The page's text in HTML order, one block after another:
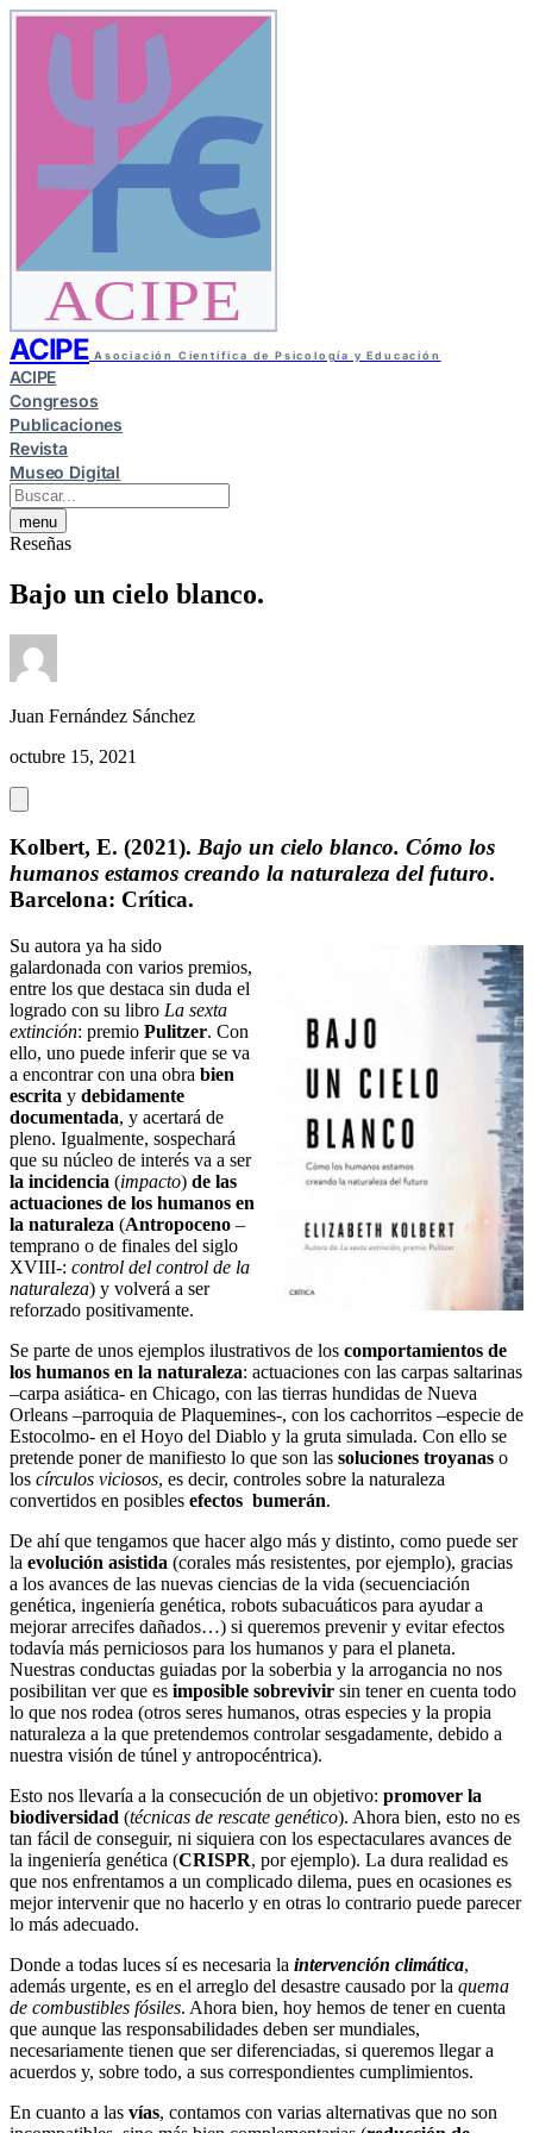
ACIPE
ACIPE Asociación Científica de Psicología y Educación
ACIPE
Congresos
Publicaciones
Revista
Museo Digital
menu
Reseñas
Bajo un cielo blanco.
Juan Fernández Sánchez
octubre 15, 2021
Kolbert, E. (2021). Bajo un cielo blanco. Cómo los
humanos estamos creando la naturaleza del futuro.
Barcelona: Crítica.
Su autora ya ha sido
galardonada con varios premios,
entre los que destaca sin duda el
logrado con su libro La sexta
extinción: premio Pulitzer. Con
ello, uno puede inferir que se va
a encontrar con una obra bien
escrita y debidamente
documentada, y acertará de
pleno. Igualmente, sospechará
que su núcleo de interés va a ser
la incidencia (impacto) de las
actuaciones de los humanos en
la naturaleza (Antropoceno –
temprano o de finales del siglo
XVIII-: control del control de la
naturaleza) y volverá a ser
reforzado positivamente.
Se parte de unos ejemplos ilustrativos de los comportamientos de
los humanos en la naturaleza: actuaciones con las carpas saltarinas
–carpa asiática- en Chicago, con las tierras hundidas de Nueva
Orleans –parroquia de Plaquemines-, con los cachorritos –especie de
Estocolmo- en el Hoyo del Diablo y la gruta simulada. Con ello se
pretende poner de manifiesto lo que son las soluciones troyanas o
los círculos viciosos, es decir, controles sobre la naturaleza
convertidos en posibles efectos bumerán.
De ahí que tengamos que hacer algo más y distinto, como puede ser
la evolución asistida (corales más resistentes, por ejemplo), gracias
a los avances de las nuevas ciencias de la vida (secuenciación
genética, ingeniería genética, robots subacuáticos para ayudar a
mejorar arrecifes dañados…) si queremos prevenir y evitar efectos
todavía más perniciosos para los humanos y para el planeta.
Nuestras conductas guiadas por la soberbia y la arrogancia no nos
posibilitan ver que es imposible sobrevivir sin tener en cuenta todo
lo que nos rodea (otros seres humanos, otras especies y la propia
naturaleza a la que pretendemos controlar sesgadamente, debido a
nuestra visión de túnel y antropocéntrica).
Esto nos llevaría a la consecución de un objetivo: promover la
biodiversidad (técnicas de rescate genético). Ahora bien, esto no es
tan fácil de conseguir, ni siquiera con los espectaculares avances de
la ingeniería genética (CRISPR, por ejemplo). La dura realidad es
que nos enfrentamos a un complicado dilema, pues en ocasiones es
mejor intervenir que no hacerlo y en otras lo contrario puede parecer
lo más adecuado.
Donde a todas luces sí es necesaria la intervención climática,
además urgente, es en el arreglo del desastre causado por la quema
de combustibles fósiles. Ahora bien, hoy hemos de tener en cuenta
que aunque las responsabilidades deben ser mundiales,
necesariamente tienen que ser diferenciadas, si queremos llegar a
acuerdos y, sobre todo, a sus correspondientes cumplimientos.
En cuanto a las vías, contamos con varias alternativas que no son